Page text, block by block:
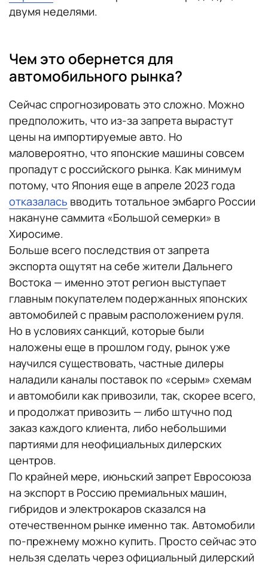
двумя неделями.
Чем это обернется для
автомобильного рынка?
Сейчас спрогнозировать это сложно. Можно
предположить, что из-за запрета вырастут
цены на импортируемые авто. Но
маловероятно, что японские машины совсем
пропадут с российского рынка. Как минимум
потому, что Япония еще в апреле 2023 года
отказалась вводить тотальное эмбарго России
накануне саммита «Большой семерки» в
Хиросиме.
Больше всего последствия от запрета
экспорта ощутят на себе жители Дальнего
Востока — именно этот регион выступает
главным покупателем подержанных японских
автомобилей с правым расположением руля.
Но в условиях санкций, которые были
наложены еще в прошлом году, рынок уже
научился существовать, частные дилеры
наладили каналы поставок по «серым» схемам
и автомобили как привозили, так, скорее всего,
и продолжат привозить — либо штучно под
заказ каждого клиента, либо небольшими
партиями для неофициальных дилерских
центров.
По крайней мере, июньский запрет Евросоюза
на экспорт в Россию премиальных машин,
гибридов и электрокаров сказался на
отечественном рынке именно так. Автомобили
по-прежнему можно купить. Просто сейчас это
нельзя сделать через официальный дилерский